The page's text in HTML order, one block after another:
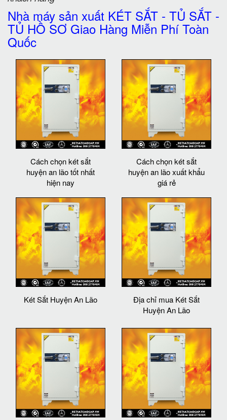
Nhà máy sản xuất KÉT SẮT - TỦ SẮT -
TỦ HỒ SƠ Giao Hàng Miễn Phí Toàn
Quốc
Cách chọn két sắt
huyện an lão tốt nhất
hiện nay
Cách chọn két sắt
huyện an lão xuất khẩu
giá rẻ
Két Sắt Huyện An Lão
Địa chỉ mua Két Sắt
Huyện An Lão